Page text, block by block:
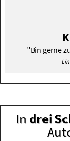
"Bin gerne
In drei